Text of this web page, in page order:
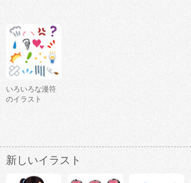
いろいろな漫符
のイラスト
新しいイラスト